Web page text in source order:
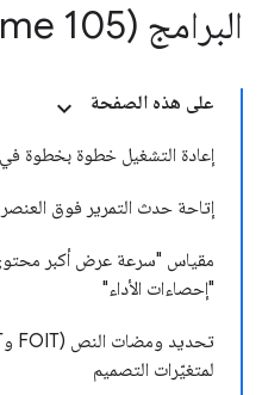
البرامج (Chrome 105)
على هذه الصفحة
إعادة التشغيل خطوة بخطوة
إتاحة حدث التمرير فوق
"إحصاءات الأداء"
لمتغيّرات التصميم